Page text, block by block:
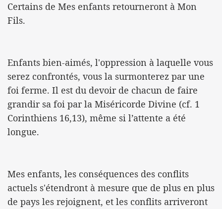
Certains de Mes enfants retourneront à Mon
Fils.
Enfants bien-aimés, l'oppression à laquelle vous
serez confrontés, vous la surmonterez par une
foi ferme. Il est du devoir de chacun de faire
grandir sa foi par la Miséricorde Divine (cf. 1
Corinthiens 16,13), même si l’attente a été
longue.
Mes enfants, les conséquences des conflits
actuels s'étendront à mesure que de plus en plus
de pays les rejoignent, et les conflits arriveront